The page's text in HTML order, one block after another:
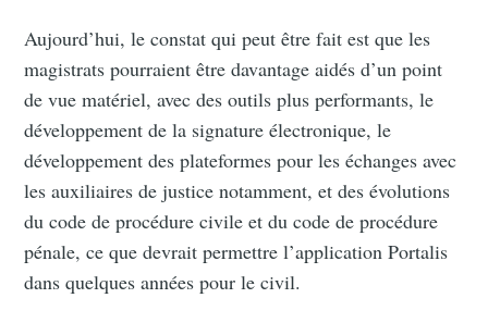
Aujourd’hui, le constat qui peut être fait est que les
magistrats pourraient être davantage aidés d’un point
de vue matériel, avec des outils plus performants, le
développement de la signature électronique, le
développement des plateformes pour les échanges avec
les auxiliaires de justice notamment, et des évolutions
du code de procédure civile et du code de procédure
pénale, ce que devrait permettre l’application Portalis
dans quelques années pour le civil.